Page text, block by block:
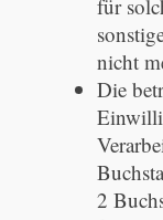
für
nicht
Die
2